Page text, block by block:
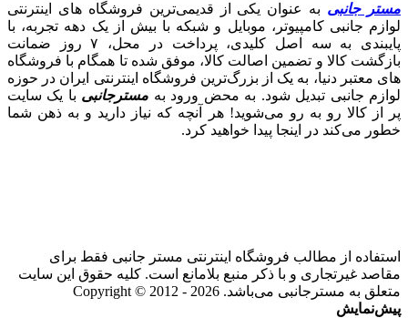
مستر جانبی به عنوان یکی از قدیمی‌ترین فروشگاه های اینترنتی
لوازم جانبی کامپیوتر، موبایل و شبکه با بیش از یک دهه تجربه، با
پایبندی به سه اصل کلیدی، پرداخت در محل، ۷ روز ضمانت
بازگشت کالا و تضمین اصالت کالا، موفق شده تا همگام با فروشگاه‌
های معتبر دنیا، به یک از بزرگ‌ترین فروشگاه اینترنتی ایران در حوزه
لوازم جانبی تبدیل شود. به محض ورود به مسترجانبی با یک سایت
پر از کالا رو به رو می‌شوید! هر آنچه که نیاز دارید و به ذهن شما
خطور می‌کند در اینجا پیدا خواهید کرد.
استفاده از مطالب فروشگاه اینترنتی مستر جانبی فقط برای
مقاصد غیرتجاری و با ذکر منبع بلامانع است. کلیه حقوق این سایت
متعلق به مسترجانبی می‌باشد. Copyright © 2012 - 2026
پیش‌نمایش